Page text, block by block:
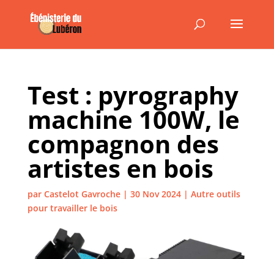
Test : pyrography
machine 100W, le
compagnon des
artistes en bois
par Castelot Gavroche| 30 Nov 2024| Autre outils
pour travailler le bois